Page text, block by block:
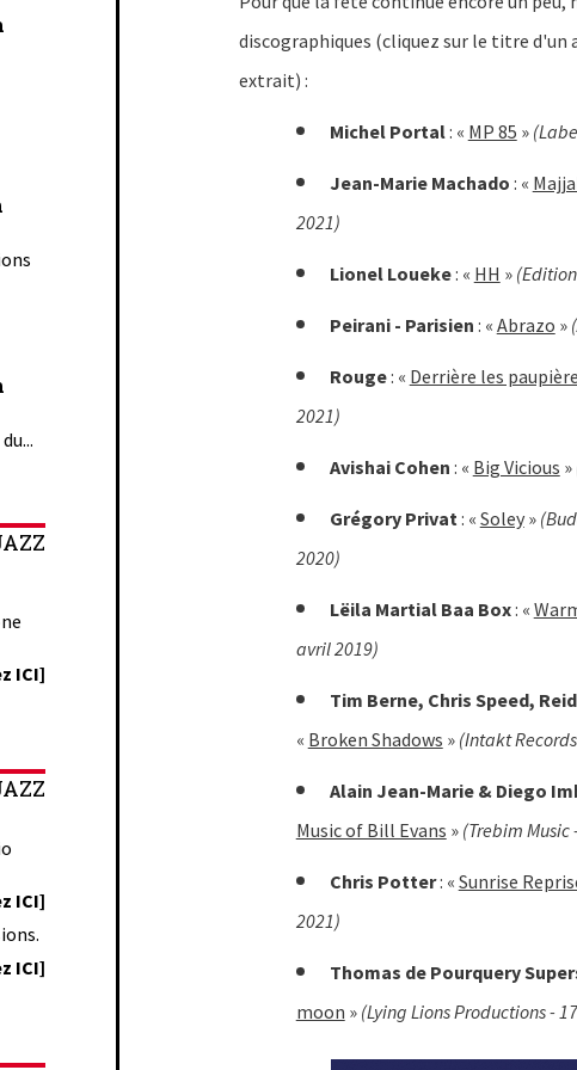
ICI]
ICI]
ICI]
discographiques (cliquez sur le titre d'un
extrait) :
Michel Portal: « MP 85 »
Jean-Marie Machado : «
2021)
Lionel Loueke: « HH »
Peirani - Parisien : « Abrazo »
Rouge: « Derrière les
2021)
Avishai Cohen : « Big Vicious »
Grégory Privat : « Soley»
2020)
Lëila Martial Baa Box: «
avril 2019)
Tim Berne, Chris Speed,
« Broken Shadows » (Intakt
Alain Jean-Marie & Diego
Music of Bill Evans » (Trebim Music
Chris Potter: « Sunrise
2021)
Thomas de Pourquery
moon » (Lying Lions Productions -